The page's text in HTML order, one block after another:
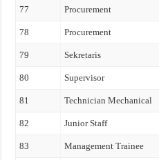
77 Procurement
78 Procurement
79 Sekretaris
80 Supervisor
81 Technician Mechanical
82 Junior Staff
83 Management Trainee